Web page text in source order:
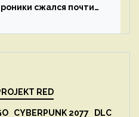
сжался почти
RED
CYBERPUNK 2077 DLC